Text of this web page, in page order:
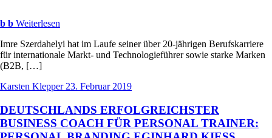
b b Weiterlesen
Imre Szerdahelyi hat im Laufe seiner über 20-jährigen Berufskarriere
für internationale Markt- und Technologieführer sowie starke Marken
(B2B, […]
Karsten Klepper 23. Februar 2019
DEUTSCHLANDS ERFOLGREICHSTER
BUSINESS COACH FÜR PERSONAL TRAINER: